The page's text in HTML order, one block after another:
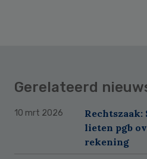
Gerelateerd
10 mrt 2026
lieten pgb
rekening